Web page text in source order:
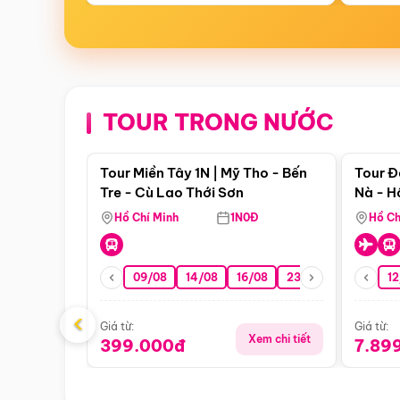
TOUR TRONG NƯỚC
Điểm nổi bật
Tour Miền Tây 1N | Mỹ Tho - Bến
Tre - Cù Lao Thới Sơn
Hồ Chí Minh 1N0Đ
09/08 14/08 16/08 23/08 30/08
Giá từ:
399.000đ Xem chi tiết
Tour
Nà -
Nha
Hồ
Giá từ:
‹